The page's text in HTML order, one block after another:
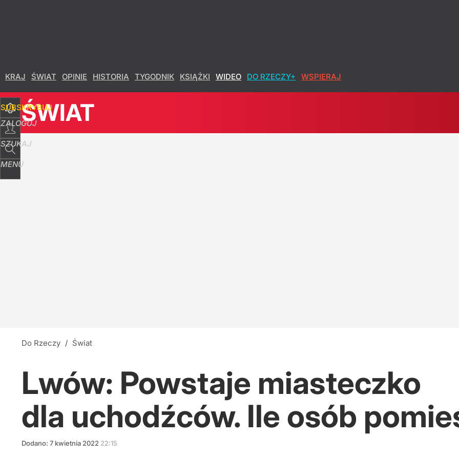
KRAJ ŚWIAT OPINIE HISTORIA TYGODNIK KSIĄŻKI WIDEO DO RZECZY+ WSPIERAJ
SUBSKRYBUJ
ZALOGUJ
SZUKAJ
MENU
ŚWIAT
Do Rzeczy / Świat
Lwów: Powstaje miasteczko
dla uchodźców. Ile osób
Dodano: 7 kwietnia 2022 22:15